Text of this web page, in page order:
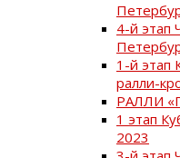
4-й этап
1-й этап
ралли-
РАЛЛИ
1 этап
2023